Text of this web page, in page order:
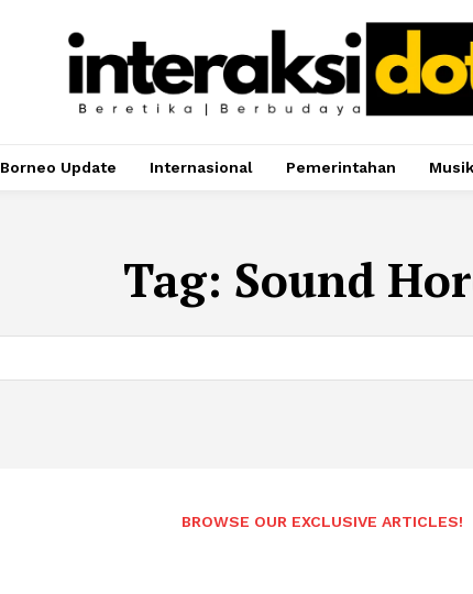
Borneo Update Internasional Pemerintahan Musik
Tag: Sound
BROWSE OUR EXCLUSIVE ARTICLES!